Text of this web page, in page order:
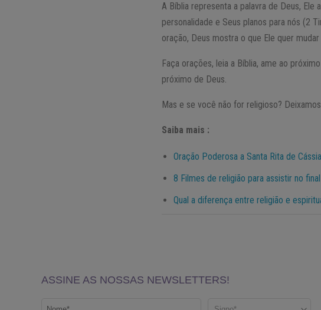
A Bíblia representa a palavra de Deus, Ele
personalidade e Seus planos para nós (2
oração, Deus mostra o que Ele quer
Faça orações, leia a Bíblia, ame ao
próximo de Deus.
Mas e se você não for religioso?
Saiba mais :
Oração Poderosa a Santa Rita de Cássia
8 Filmes de religião para assistir no
Qual a diferença entre religião e